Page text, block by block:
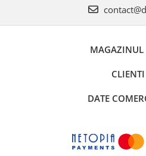
MAGAZINUL
CLIENTI
DATE